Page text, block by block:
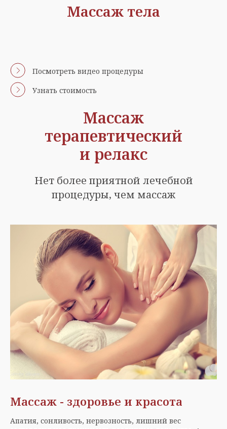
Массаж тела
Посмотреть видео процедуры
Узнать стоимость
Массаж
терапевтический
и релакс
Нет более приятной лечебной
процедуры, чем массаж
Массаж - здоровье и красота
Апатия, сонливость, нервозность, лишний вес